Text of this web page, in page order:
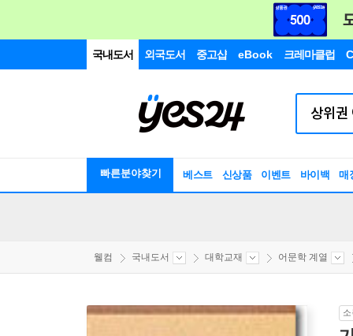
국내도서 외국도서 중고샵 eBook 크레마클럽
빠른분야찾기 베스트 신상품 이벤트 바이백 매
웰컴 국내도서 대학교재 어문학 계열